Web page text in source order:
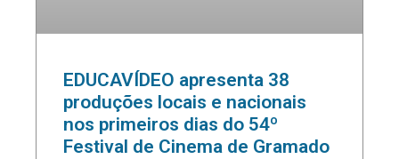
EDUCAVÍDEO apresenta 38
produções locais e nacionais
nos primeiros dias do 54º
Festival de Cinema de Gramado